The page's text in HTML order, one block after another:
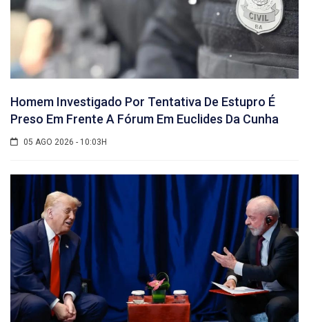
Homem Investigado Por Tentativa De Estupro É
Preso Em Frente A Fórum Em Euclides Da Cunha
05 AGO 2026 - 10:03H